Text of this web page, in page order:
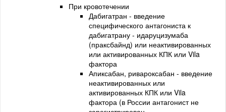
При кровотечении
Дабигатран - введение
специфического антагониста к
дабигатрану - идаруцизумаба
(праксбайнд) или неактивированных
или активированных КПК или Vila
фактора
Апиксабан, ривароксабан - введение
неактивированных или
активированных КПК или Vila
фактора (в России антагонист не